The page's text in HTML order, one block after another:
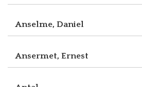
Anselme, Daniel
Ansermet, Ernest